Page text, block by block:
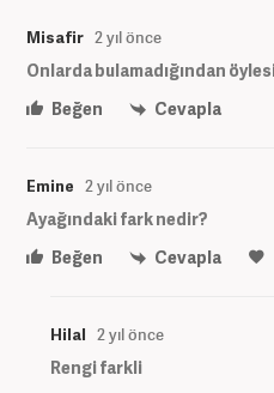
Misafir 2 yıl önce
Onlarda bulamadığından
Beğen
Cevapla
Emine 2 yıl önce
Ayağındaki fark nedir?
Beğen
Cevapla
Hilal 2 yıl önce
Rengi farkli